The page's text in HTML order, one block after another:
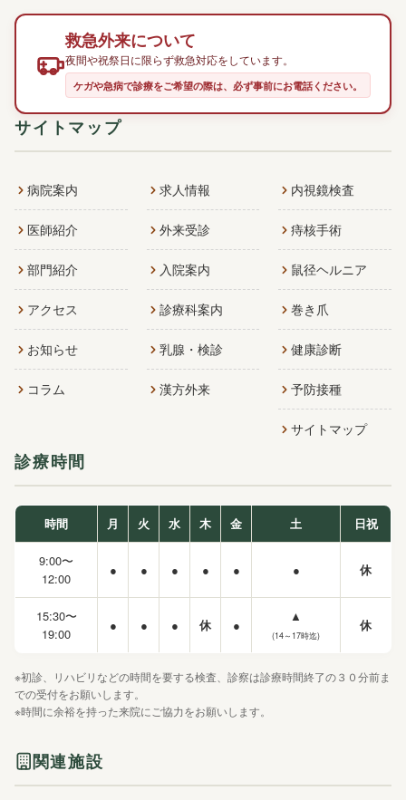
救急外来について
夜間や祝祭日に限らず救急対応をしています。
ケガや急病で診療をご希望の際は、必ず事前にお電話ください。
サイトマップ
病院案内
医師紹介
部門紹介
アクセス
お知らせ
コラム
求人情報
外来受診
入院案内
診療科案内
乳腺・検診
漢方外来
内視鏡検査
痔核手術
鼠径ヘルニア
巻き爪
健康診断
予防接種
サイトマップ
診療時間
時間 月 火 水 木 金 土 日祝
9:00〜
12:00
● ● ● ● ● ● 休
15:30〜
19:00
● ● ● 休 ●
▲
(14～17時迄)
休
※初診、リハビリなどの時間を要する検査、診察は診療時間終了の３０分前ま
での受付をお願いします。
※時間に余裕を持った来院にご協力をお願いします。
関連施設